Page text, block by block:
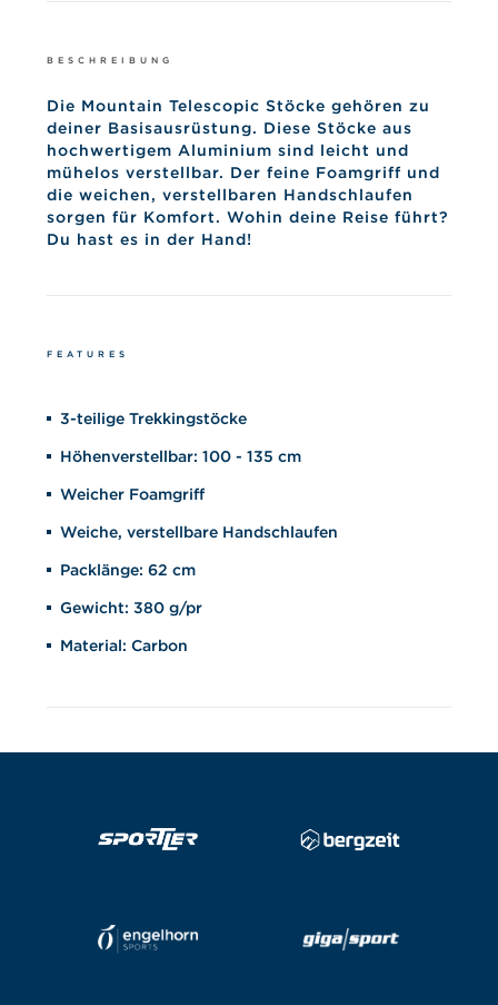
BESCHREIBUNG
Die Mountain Telescopic Stöcke gehören zu
deiner Basisausrüstung. Diese Stöcke aus
hochwertigem Aluminium sind leicht und
mühelos verstellbar. Der feine Foamgriff und
die weichen, verstellbaren Handschlaufen
sorgen für Komfort. Wohin deine Reise führt?
Du hast es in der Hand!
FEATURES
3-teilige Trekkingstöcke
Höhenverstellbar: 100 - 135 cm
Weicher Foamgriff
Weiche, verstellbare Handschlaufen
Packlänge: 62 cm
Gewicht: 380 g/pr
Material: Carbon